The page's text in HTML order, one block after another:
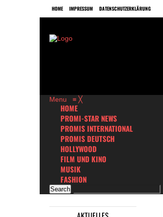
HOME IMPRESSUM DATENSCHUTZERKLÄRUNG
Menu ≡ ╳
HOME
PROMI-STAR NEWS
PROMIS INTERNATIONAL
PROMIS DEUTSCH
HOLLYWOOD
FILM UND KINO
MUSIK
FASHION